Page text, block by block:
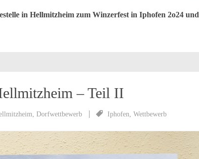
in Hellmitzheim zum Winzerfest in Iphofen 2o24 und
– Teil II
Dorfwettbewerb Iphofen Wettbewerb